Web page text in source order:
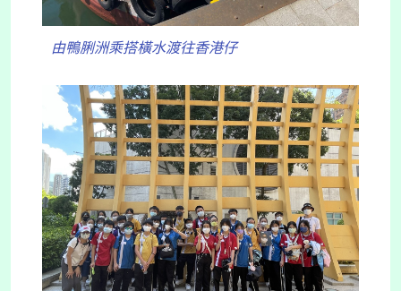
由鴨脷洲乘搭橫水渡往香港仔